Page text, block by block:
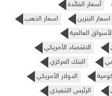
أسعار الفائدة
اسعار البنزين
اسعار الذهب
الأسواق العالمية
الاقتصاد الأمريكي
البنك المركزي
الدولار الأمريكي
الرئيس التنفيذي